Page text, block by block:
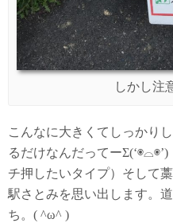
しかし注
こんなに大きくてしっかり
るだけなんだってー
チ押したいタイプ）そして
駅さとみを思い出します。
ち。( ^ω^ )